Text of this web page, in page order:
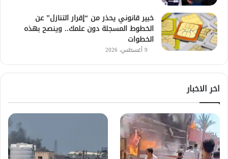
خبير قانوني يحذر من “إقرار التنازل” عن
الخطوط المسجلة دون علمك.. وينصح بهذه
الخطوات
9 أغسطس، 2026
اخر الاخبار